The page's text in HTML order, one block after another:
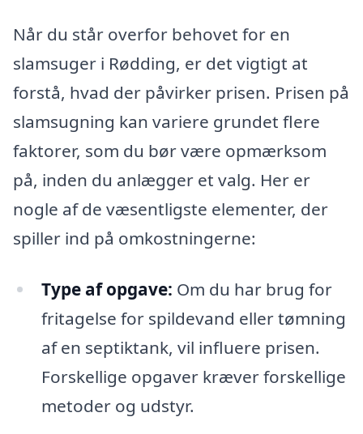
Når du står overfor behovet for en
slamsuger i Rødding, er det vigtigt at
forstå, hvad der påvirker prisen. Prisen på
slamsugning kan variere grundet flere
faktorer, som du bør være opmærksom
på, inden du anlægger et valg. Her er
nogle af de væsentligste elementer, der
spiller ind på omkostningerne:
Type af opgave: Om du har brug for
fritagelse for spildevand eller tømning
af en septiktank, vil influere prisen.
Forskellige opgaver kræver forskellige
metoder og udstyr.